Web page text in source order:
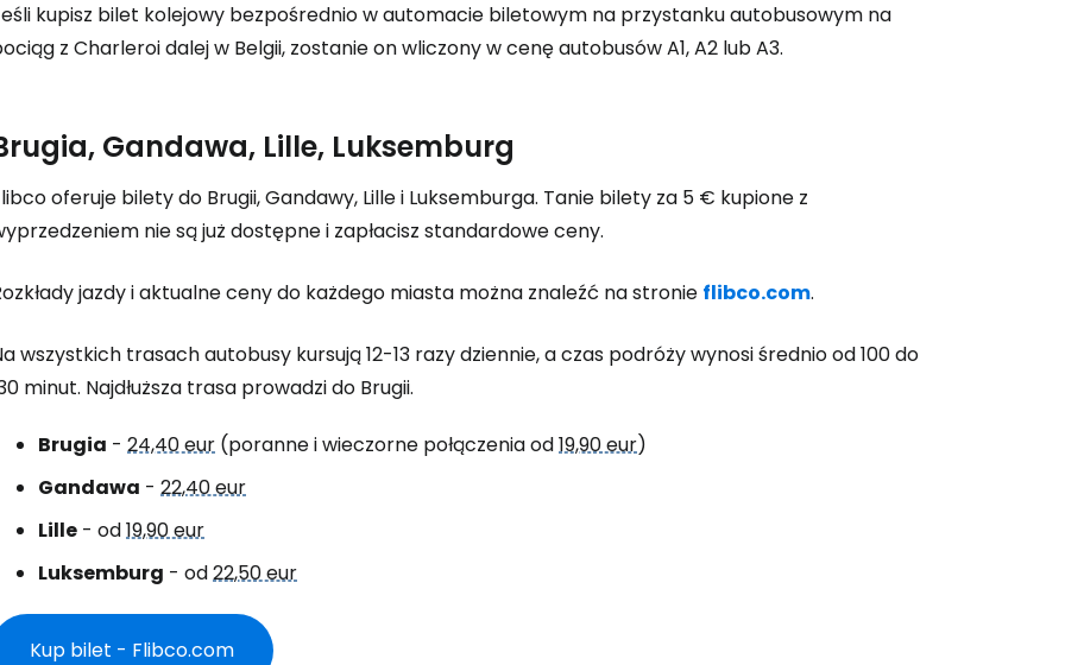
kupisz bilet kolejowy bezpośrednio w automacie biletowym na przystanku autobusowym na
z Charleroi dalej w Belgii, zostanie on wliczony w cenę autobusów A1, A2 lub A3.
Gandawa, Lille, Luksemburg
oferuje bilety do Brugii, Gandawy, Lille i Luksemburga. Tanie bilety za 5 € kupione z
nie są już dostępne i zapłacisz standardowe ceny.
jazdy i aktualne ceny do każdego miasta można znaleźć na stronie flibco.com.
wszystkich trasach autobusy kursują 12-13 razy dziennie, a czas podróży wynosi średnio od 100 do
minut. Najdłuższa trasa prowadzi do Brugii.
Brugia - 24,40 eur (poranne i wieczorne połączenia od19,90 eur)
Gandawa - 22,40 eur
Lille - od19,90 eur
Luksemburg - od22,50 eur
Kup bilet - Flibco.com